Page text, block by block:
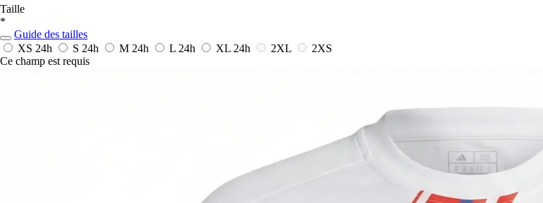
Taille
*
Guide des tailles
XS 24h S 24h M 24h L 24h XL 24h 2XL
2XS
Ce champ est requis